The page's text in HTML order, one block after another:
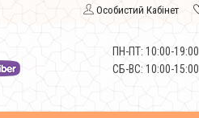
Особистий Кабінет
ПН-ПТ: 10:00-19:00
СБ-ВС: 10:00-15:00